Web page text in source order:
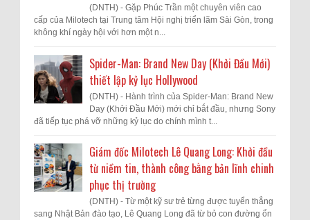
(DNTH) - Gặp Phúc Trần một chuyên viên cao
cấp của Milotech tại Trung tâm Hội nghị triển lãm Sài Gòn, trong
không khí ngày hội với hơn một n...
Spider-Man: Brand New Day (Khởi Đầu Mới)
thiết lập kỷ lục Hollywood
(DNTH) - Hành trình của Spider-Man: Brand New
Day (Khởi Đầu Mới) mới chỉ bắt đầu, nhưng Sony
đã tiếp tục phá vỡ những kỷ lục do chính mình t...
Giám đốc Milotech Lê Quang Long: Khởi đầu
từ niềm tin, thành công bằng bản lĩnh chinh
phục thị trường
(DNTH) - Từ một kỹ sư trẻ từng được tuyển thẳng
sang Nhật Bản đào tạo, Lê Quang Long đã từ bỏ con đường ổn